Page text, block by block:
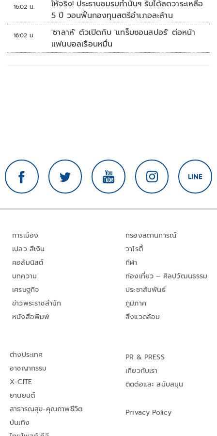
16:02 น.
ให้จริง! ประธานชมรมกำนันฯ รับได้ลดวาระเหลือ
5 ปี วอนฟื้นกองทุนสตรีอำเภอละล้าน
16:02 น.
'ซาลาห์' ตัวเปิดกับ 'แทร็บซอนสปอร์' ต่อหน้า
แฟนบอลเรือนหมื่น
การเมือง
เปลว สีเงิน
คอลัมนิสต์
บทความ
เศรษฐกิจ
ข่าวพระราชสำนัก
หนังสือพิมพ์
กรองสถานการณ์
วาไรตี้
กีฬา
ท่องเที่ยว – ศิลปวัฒนธรรม
ประชาสัมพันธ์
ภูมิภาค
สิ่งแวดล้อม
ต่างประเทศ
อาชญากรรม
X-CITE
ยานยนต์
สาธารณสุข-คุณภาพชีวิต
บันเทิง
PR & PRESS
เกี่ยวกับเรา
ติดต่อและ สนับสนุน
Privacy Policy